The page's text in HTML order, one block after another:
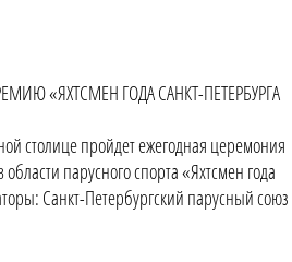
«ЯХТСМЕН ГОДА САНКТ-ПЕТЕРБУРГА
столице пройдет ежегодная церемония
парусного спорта «Яхтсмен года
Санкт-Петербургский парусный союз